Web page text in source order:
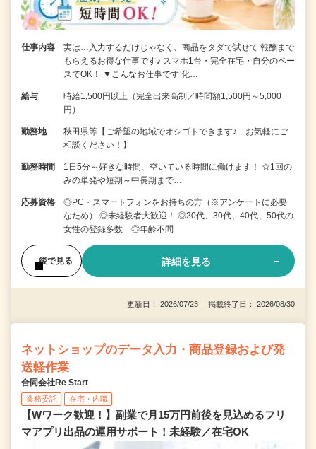
仕事内容
実は…入力するだけじゃなく、商品をタダで試せて 報酬まで
もらえるお得な仕事です♪ スマホ1台・完全在宅・自分のペー
スでOK！ ▼こんなお仕事です 化…
給与
時給1,500円以上（完全出来高制／時間額1,500円～5,000
円）
勤務地
秋田県等【ご希望の地域でオシゴトできます♪ お気軽にご
相談ください！】
勤務時間
1日5分～好きな時間、空いている時間に働けます！ ☆1回の
みの単発や短期～中長期まで…
応募資格
◎PC・スマートフォンをお持ちの方（※アンケートに必要
なため） ◎未経験者大歓迎！ ◎20代、30代、40代、50代の
女性の登録多数 ◎年齢不問
後で見る 詳細を見る
更新日： 2026/07/23 掲載終了日： 2026/08/30
ネットショップのデータ入力・商品登録および発
送軽作業
合同会社Re Start
業務委託 在宅・内職
【Wワーク歓迎！】副業で月15万円前後を見込めるフリ
マアプリ出品の運用サポート！未経験／在宅OK